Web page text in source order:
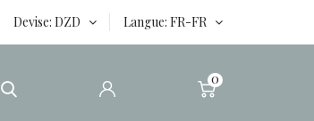
Devise DZD Langue FR-FR
0